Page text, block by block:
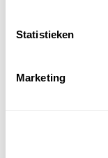
Statistieken
Marketing